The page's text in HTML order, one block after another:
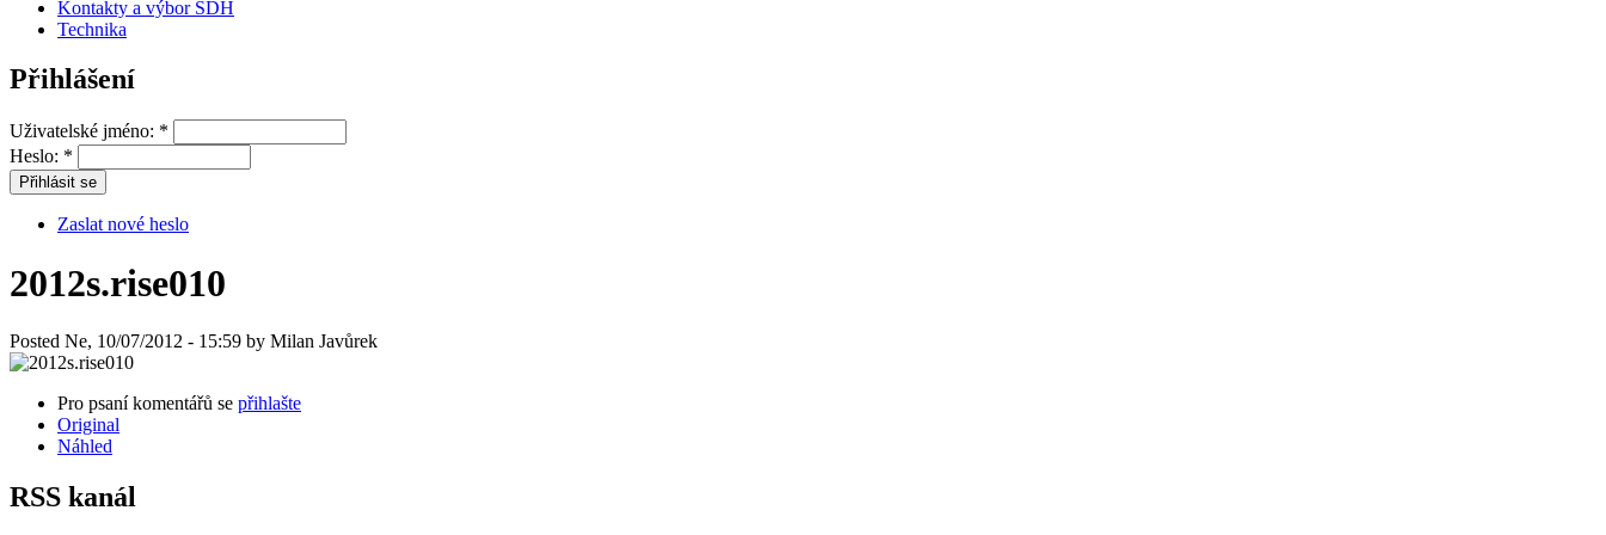
Kontakty a výbor SDH
Technika
Přihlášení
Uživatelské jméno: *
Heslo: *
Zaslat nové heslo
2012s.rise010
Posted Ne, 10/07/2012 - 15:59 by Milan Javůrek
Pro psaní komentářů se přihlašte
Original
Náhled
RSS kanál